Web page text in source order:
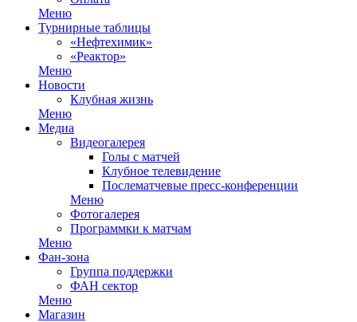
Меню
Турнирные таблицы
«Нефтехимик»
«Реактор»
Меню
Новости
Клубная жизнь
Меню
Медиа
Видеогалерея
Голы с матчей
Клубное телевидение
Послематчевые пресс-конференции
Меню
Фотогалерея
Программки к матчам
Меню
Фан-зона
Группа поддержки
ФАН сектор
Меню
Магазин